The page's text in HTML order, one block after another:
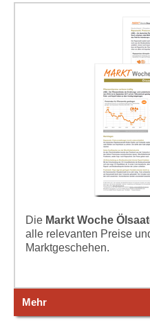
Die Markt Woche
alle relevanten Preise
Marktgeschehen.
Mehr